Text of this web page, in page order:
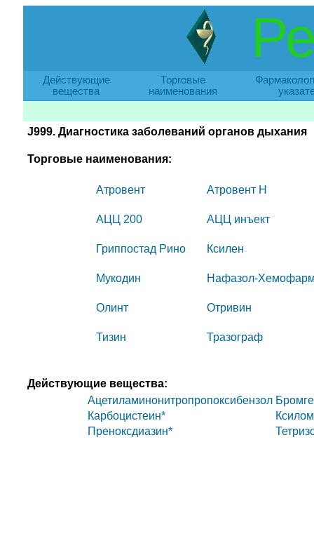
Действующие
вещества
Торговые
наименования
J999. Диагностика заболеваний органов дыхания
Торговые наименования:
Атровент Атровент Н
АЦЦ 200 АЦЦ инъект
Гриппостад Рино Ксилен
Мукодин Нафазол-
Олинт Отривин
Тизин Тразограф
Действующие вещества:
Ацетиламинонитропропоксибензол
Карбоцистеин*
Преноксдиазин*